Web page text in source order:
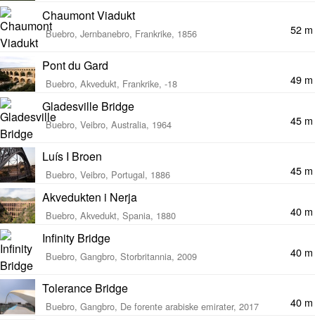
Chaumont Viadukt
Buebro, Jernbanebro, Frankrike, 1856 52 m
Pont du Gard
Buebro, Akvedukt, Frankrike, -18 49 m
Gladesville Bridge
Buebro, Veibro, Australia, 1964 45 m
Luís I Broen
Buebro, Veibro, Portugal, 1886 45 m
Akvedukten i Nerja
Buebro, Akvedukt, Spania, 1880 40 m
Infinity Bridge
Buebro, Gangbro, Storbritannia, 2009 40 m
Tolerance Bridge
Buebro, Gangbro, De forente arabiske emirater, 2017 40 m